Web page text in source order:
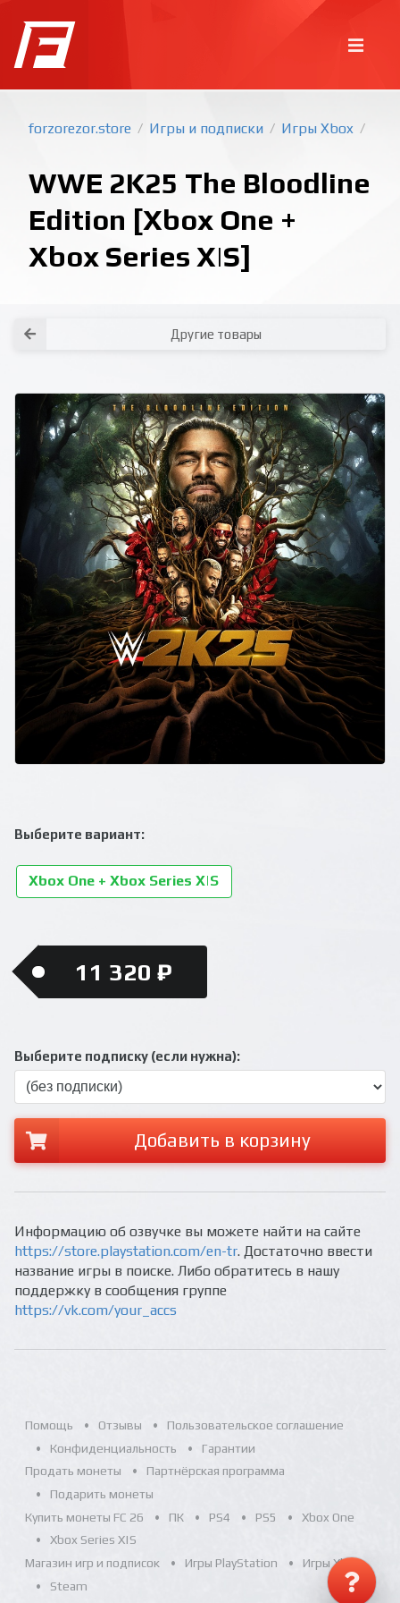
forzorezor.store / Игры и подписки / Игры Xbox /
WWE 2K25 The Bloodline
Edition [Xbox One +
Xbox Series X|S]
Другие товары
Выберите вариант:
Xbox One + Xbox Series X|S
11 320 ₽
Выберите подписку (если нужна):
Добавить в корзину
Информацию об озвучке вы можете найти на сайте
https://store.playstation.com/en-tr. Достаточно ввести
название игры в поиске. Либо обратитесь в нашу
поддержку в сообщения группе
https://vk.com/your_accs
Помощь Отзывы
Пользовательское соглашение
Конфиденциальность
Гарантии
Продать монеты
Партнёрская программа
Подарить монеты
Купить монеты FC 26
ПК PS4 PS5
Xbox One
Xbox Series X|S
Магазин игр и подписок
Игры PlayStation
Игры Xbox
Steam